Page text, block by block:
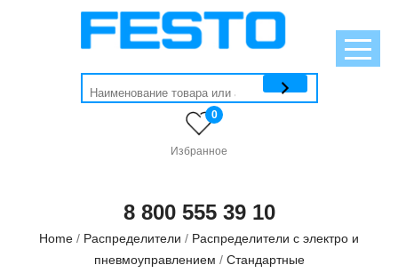
Избранное
0
8 800 555 39 10
Home / Распределители / Распределители с электро и
пневмоуправлением / Стандартные